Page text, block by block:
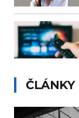
ČLÁNKY